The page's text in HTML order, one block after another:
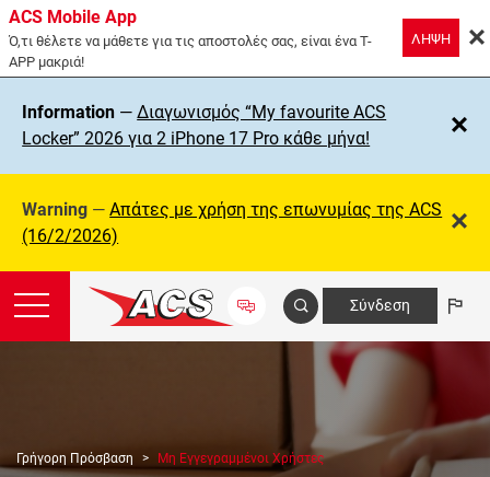
ACS Mobile App
Ό,τι θέλετε να μάθετε για τις αποστολές σας, είναι ένα T-
APP μακριά!
ΛΗΨΗ
Information —Διαγωνισμός “My favourite ACS
Locker” 2026 για 2 iPhone 17 Pro κάθε μήνα!
Warning —Απάτες με χρήση της επωνυμίας της ΑCS
(16/2/2026)
Σύνδεση
Γρήγορη Πρόσβαση Μη Εγγεγραμμένοι Χρήστες